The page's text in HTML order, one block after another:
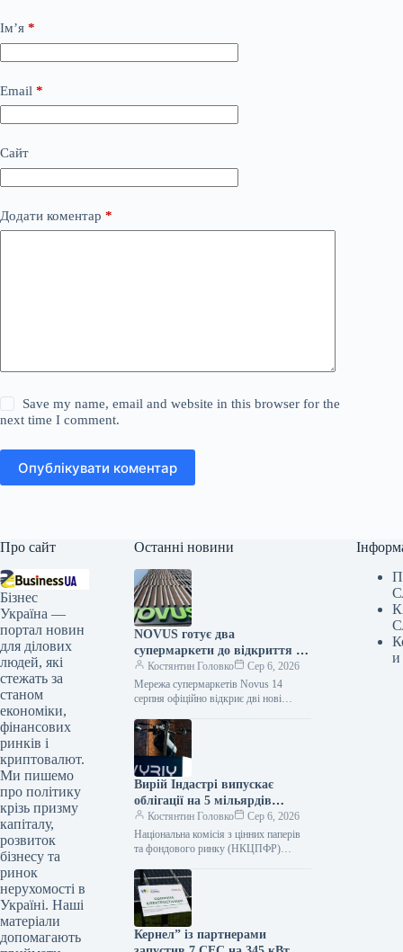
Ім’я *
Email *
Сайт
Додати коментар *
Save my name, email and website in this browser for the
next time I comment.
Опублікувати коментар
Про сайт
Бізнес
Україна —
портал новин
для ділових
людей, які
стежать за
станом
економіки,
фінансових
ринків і
криптовалют.
Ми пишемо
про політику
крізь призму
капіталу,
розвиток
бізнесу та
ринок
нерухомості в
Україні. Наші
матеріали
допомагають
Останні новини
NOVUS готує два
супермаркети до відкриття у
Львові
Костянтин Головко
Сер 6, 2026
Мережа супермаркетів Novus 14
серпня офіційно відкриє дві нові
Червоної Калини, 60 та на вулиці…
Вирій Індастрі випускає
облігації на 5 мільярдів
гривень
Костянтин Головко
Сер 6, 2026
Національна комісія з цінних паперів
та фондового ринку (НКЦПФР)
облігацій української оборонно-
технологічної компанії ТОВ “Вирій
Індастрі”
Кернел” із партнерами
и